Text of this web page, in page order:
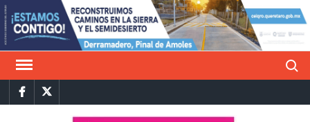
Saltar
al
contenido
FacebookTwitter